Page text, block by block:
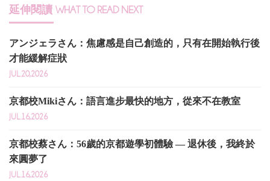
延伸閱讀 WHAT TO READ NEXT
アンジェラさん：焦慮感是自己創造的，只有在開始執行後
才能緩解症狀
JUL.20,2026
京都校Mikiさん：語言進步最快的地方，從來不在教室
JUL.16,2026
京都校蔡さん：56歲的京都遊學初體驗 — 退休後，我終於
來圓夢了
JUL.16,2026